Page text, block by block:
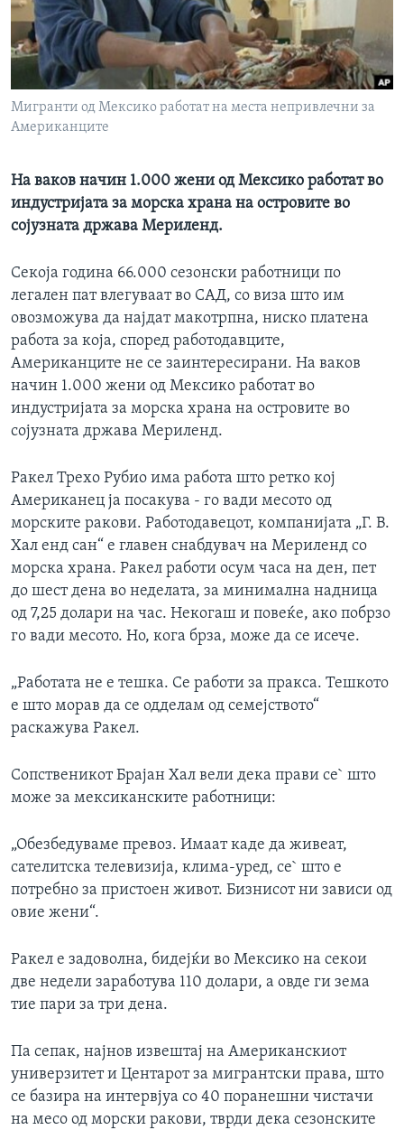
ИНТЕРВЈУА
Јазици
Мигранти од Мексико работат на места непривлечни за
Американците
На ваков начин 1.000 жени од Мексико работат во
индустријата за морска храна на островите во
сојузната држава Мериленд.
Секоја година 66.000 сезонски работници по
легален пат влегуваат во САД, со виза што им
овозможува да најдат макотрпна, ниско платена
работа за која, според работодавците,
Американците не се заинтересирани. На ваков
начин 1.000 жени од Мексико работат во
индустријата за морска храна на островите во
сојузната држава Мериленд.
Ракел Трехо Рубио има работа што ретко кој
Американец ја посакува - го вади месото од
морските ракови. Работодавецот, компанијата „Г. В.
Хал енд сан“ е главен снабдувач на Мериленд со
морска храна. Ракел работи осум часа на ден, пет
до шест дена во неделата, за минимална надница
од 7,25 долари на час. Некогаш и повеќе, ако побрзо
го вади месото. Но, кога брза, може да се исече.
„Работата не е тешка. Се работи за пракса. Тешкото
е што морав да се одделам од семејството“
раскажува Ракел.
Сопственикот Брајан Хал вели дека прави се` што
може за мексиканските работници:
„Обезбедуваме превоз. Имаат каде да живеат,
сателитска телевизија, клима-уред, се` што е
потребно за пристоен живот. Бизнисот ни зависи од
овие жени“.
Ракел е задоволна, бидејќи во Мексико на секои
две недели заработува 110 долари, а овде ги зема
тие пари за три дена.
Па сепак, најнов извештај на Американскиот
универзитет и Центарот за мигрантски права, што
се базира на интервјуа со 40 поранешни чистачи
на месо од морски ракови, тврди дека сезонските